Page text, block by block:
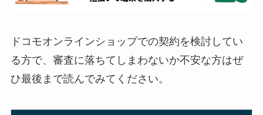
ドコモオンラインショップでの契約を検討してい
る方で、審査に落ちてしまわないか不安な方はぜ
ひ最後まで読んでみてください。